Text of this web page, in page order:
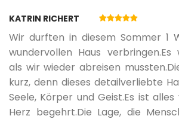
KATRIN RICHERT
Wir durften in diesem Sommer 1
wundervollen Haus
als wir wieder abreisen
kurz, denn dieses detailverliebte
Seele, Körper und Geist.Es ist
Herz begehrt.Die Lage, die